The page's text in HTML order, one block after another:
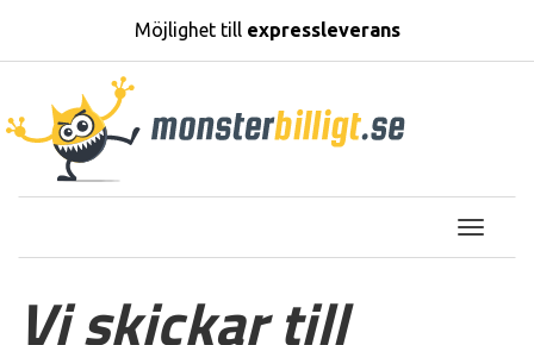
Möjlighet till expressleverans
T
o
Vi skickar till